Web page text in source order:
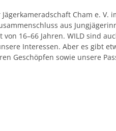
Cham e. V.
aus
16–66 Jahren. WILD sind
Interessen. Aber es gibt
Geschöpfen sowie unsere